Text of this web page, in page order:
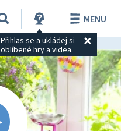
Přihlas se a ukládej si
oblíbené hry a videa.
MENU